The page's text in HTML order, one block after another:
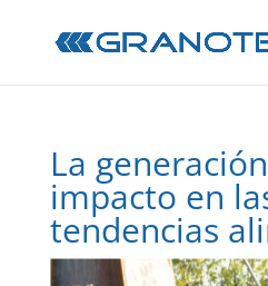
La
impacto en
tendencias